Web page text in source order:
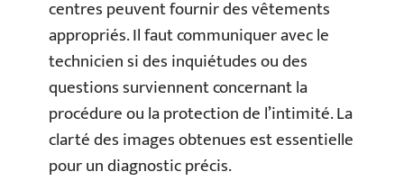
centres peuvent fournir des vêtements
appropriés. Il faut communiquer avec le
technicien si des inquiétudes ou des
questions surviennent concernant la
procédure ou la protection de l’intimité. La
clarté des images obtenues est essentielle
pour un diagnostic précis.